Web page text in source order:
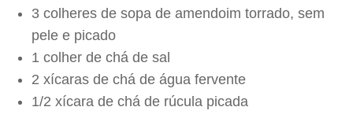
3 colheres de sopa de amendoim torrado, sem
pele e picado
1 colher de chá de sal
2 xícaras de chá de água fervente
1/2 xícara de chá de rúcula picada